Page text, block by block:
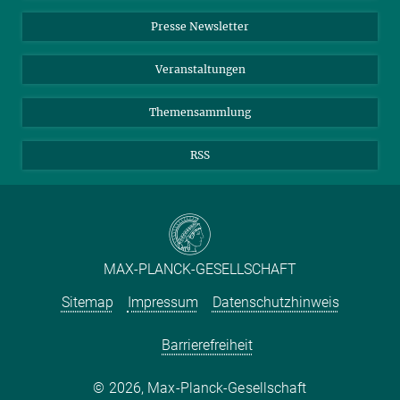
Meldestelle Fehlverhalten
TikTok
Instagram
YouTube
Presse Newsletter
Veranstaltungen
Themensammlung
RSS
MAX-PLANCK-GESELLSCHAFT
Sitemap
Impressum Datenschutzhinweis
Barrierefreiheit
2026, Max-Planck-Gesellschaft